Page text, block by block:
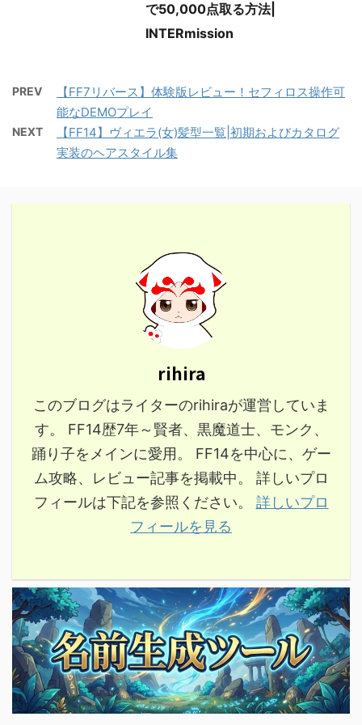
で50,000点取る方法|
INTERmission
PREV
【FF7リバース】体験版レビュー！セフィロス操作可
能なDEMOプレイ
NEXT
【FF14】ヴィエラ(女)髪型一覧|初期およびカタログ
実装のヘアスタイル集
rihira
このブログはライターのrihiraが運営していま
す。 FF14歴7年～賢者、黒魔道士、モンク、
踊り子をメインに愛用。 FF14を中心に、ゲー
ム攻略、レビュー記事を掲載中。 詳しいプロ
フィールは下記を参照ください。 詳しいプロ
フィールを見る